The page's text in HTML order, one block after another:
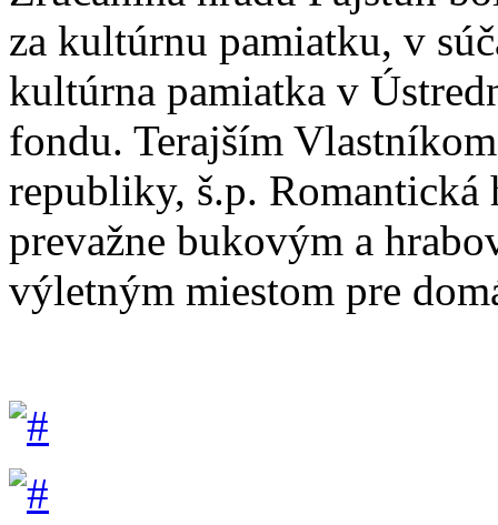
za kultúrnu pamiatku, v
kultúrna pamiatka v
fondu. Terajším
republiky, š.p. Romantická
prevažne bukovým a
výletným miestom pre